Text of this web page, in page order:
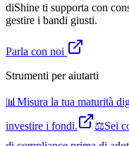
diShine ti supporta con
gestire i bandi giusti.
Parla con noi
Strumenti per aiutarti
📊 Misura la tua maturità
investire i fondi.
⚖️Sei